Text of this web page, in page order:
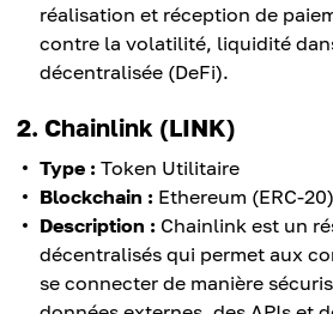
réalisation et réception de
contre la volatilité, liquidité
décentralisée (DeFi).
2. Chainlink (LINK)
Type : Token Utilitaire
Blockchain : Ethereum (ERC-20)
Description : Chainlink est un
décentralisés qui permet aux
se connecter de manière